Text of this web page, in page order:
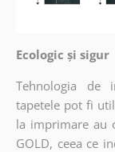
Ecologic și sigur
Tehnologia de
tapetele pot fi
la imprimare au
GOLD, ceea ce